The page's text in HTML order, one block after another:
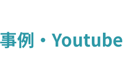
例・Youtube